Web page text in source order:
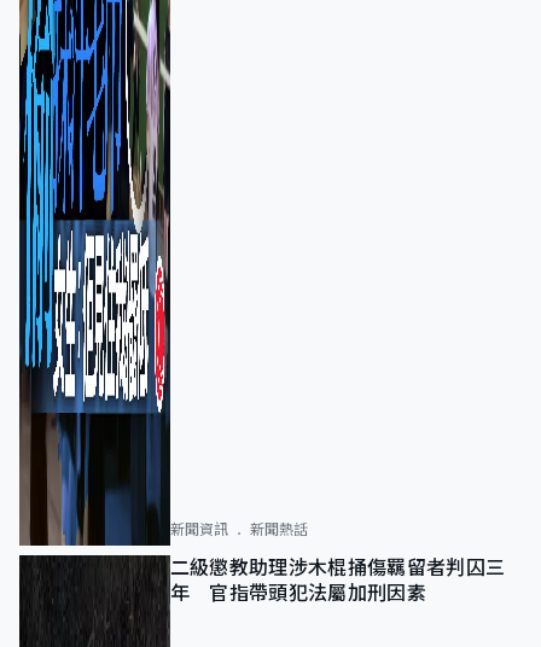
新聞資訊 新聞熱話
二級懲教助理涉木棍捅傷羈留者判囚三
年 官指帶頭犯法屬加刑因素